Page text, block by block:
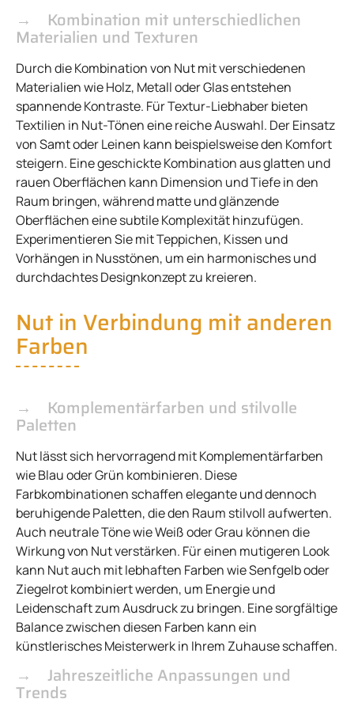
Kombination mit unterschiedlichen
Materialien und Texturen
Durch die Kombination von Nut mit verschiedenen
Materialien wie Holz, Metall oder Glas entstehen
spannende Kontraste. Für Textur-Liebhaber bieten
Textilien in Nut-Tönen eine reiche Auswahl. Der Einsatz
von Samt oder Leinen kann beispielsweise den Komfort
steigern. Eine geschickte Kombination aus glatten und
rauen Oberflächen kann Dimension und Tiefe in den
Raum bringen, während matte und glänzende
Oberflächen eine subtile Komplexität hinzufügen.
Experimentieren Sie mit Teppichen, Kissen und
Vorhängen in Nusstönen, um ein harmonisches und
durchdachtes Designkonzept zu kreieren.
Nut in Verbindung mit anderen
Farben
Komplementärfarben und stilvolle
Paletten
Nut lässt sich hervorragend mit Komplementärfarben
wie Blau oder Grün kombinieren. Diese
Farbkombinationen schaffen elegante und dennoch
beruhigende Paletten, die den Raum stilvoll aufwerten.
Auch neutrale Töne wie Weiß oder Grau können die
Wirkung von Nut verstärken. Für einen mutigeren Look
kann Nut auch mit lebhaften Farben wie Senfgelb oder
Ziegelrot kombiniert werden, um Energie und
Leidenschaft zum Ausdruck zu bringen. Eine sorgfältige
Balance zwischen diesen Farben kann ein
künstlerisches Meisterwerk in Ihrem Zuhause schaffen.
Jahreszeitliche Anpassungen und
Trends